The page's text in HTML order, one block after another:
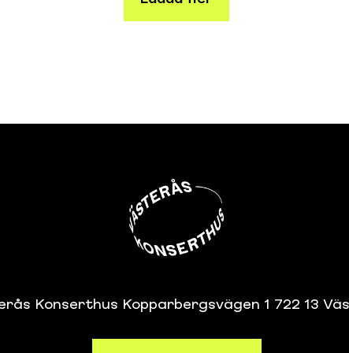
Konserthus Kopparbergsvägen 1 722 13